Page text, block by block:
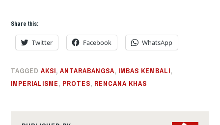
Share this:
Twitter Facebook WhatsApp
TAGGEDAKSI,ANTARABANGSA, IMBAS KEMBALI,
IMPERIALISME, PROTES, RENCANA KHAS